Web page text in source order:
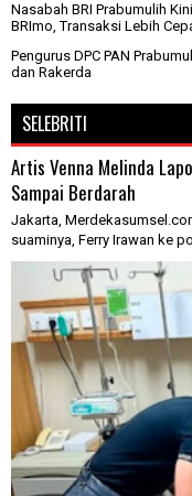
Nasabah BRI Prabumulih
BRImo, Transaksi Lebih
Pengurus DPC PAN
dan Rakerda
SELEBRITI
Artis Venna Melinda
Sampai Berdarah
Jakarta,
suaminya, Ferry Irawan ke